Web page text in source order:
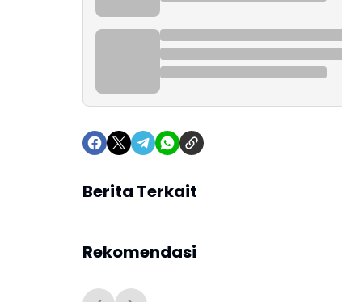
Berita Terkait
Rekomendasi